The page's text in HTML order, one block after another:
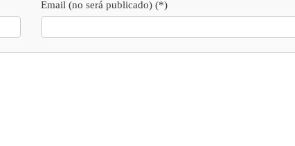
Email (no será publicado) (*)